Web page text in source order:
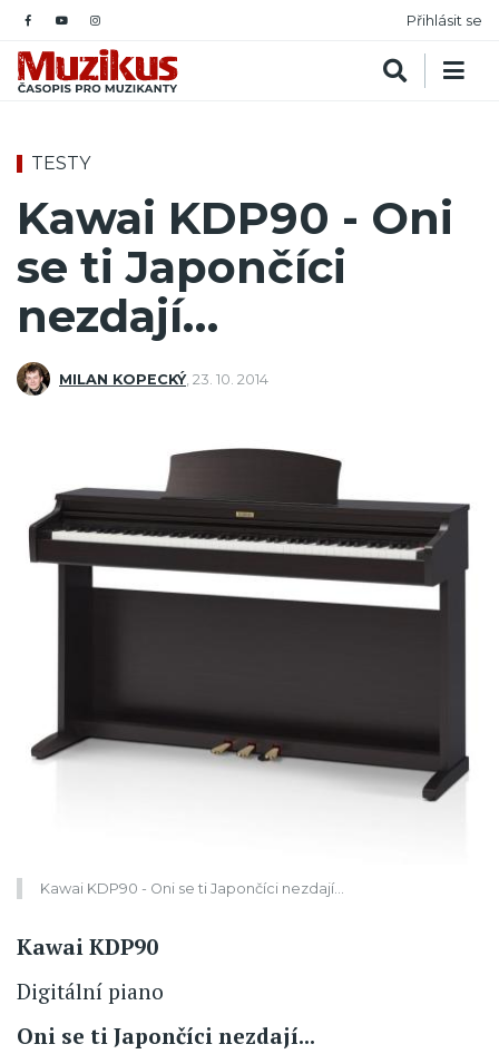
Přihlásit se
TESTY
Kawai KDP90 - Oni
se ti Japončíci
nezdají…
MILAN KOPECKÝ, 23. 10. 2014
Kawai KDP90 - Oni se ti Japončíci nezdají…
Kawai KDP90
Digitální piano
Oni se ti Japončíci nezdají...